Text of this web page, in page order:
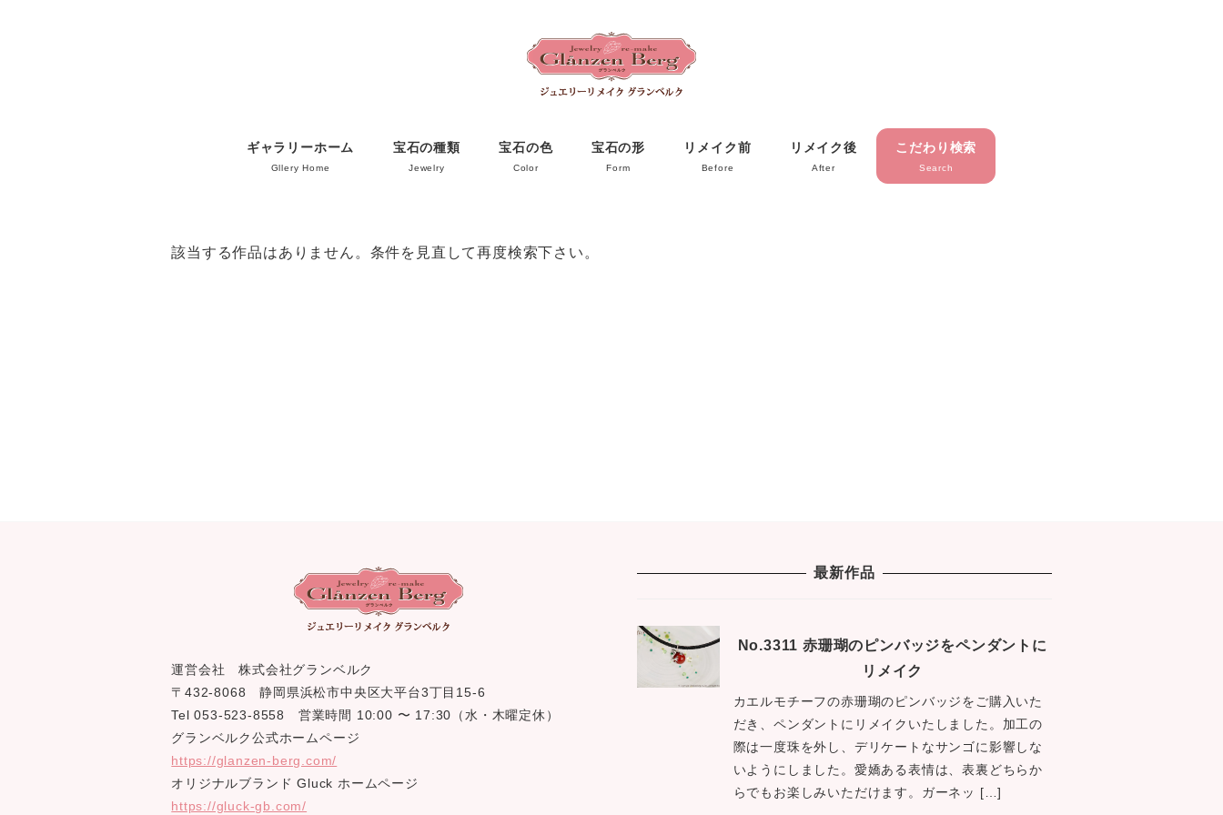
ギャラリーホーム
Gllery Home
宝石の種類
Jewelry
宝石の色
Color
宝石の形
Form
リメイク前
Before
リメイク後
After
こだわり検索
Search
該当する作品はありません。条件を見直して再度検索下さい。
運営会社 株式会社グランベルク
〒432-8068 静岡県浜松市中央区大平台3丁目15-6
Tel 053-523-8558 営業時間 10:00 〜 17:30（水・木曜定休）
グランベルク公式ホームページ
https://glanzen-berg.com/
オリジナルブランド Gluck ホームページ
https://gluck-gb.com/
最新作品
No.3311 赤珊瑚のピンバッジをペンダントに
リメイク
カエルモチーフの赤珊瑚のピンバッジをご購入いた
だき、ペンダントにリメイクいたしました。加工の
際は一度珠を外し、デリケートなサンゴに影響しな
いようにしました。愛嬌ある表情は、表裏どちらか
らでもお楽しみいただけます。ガーネッ […]